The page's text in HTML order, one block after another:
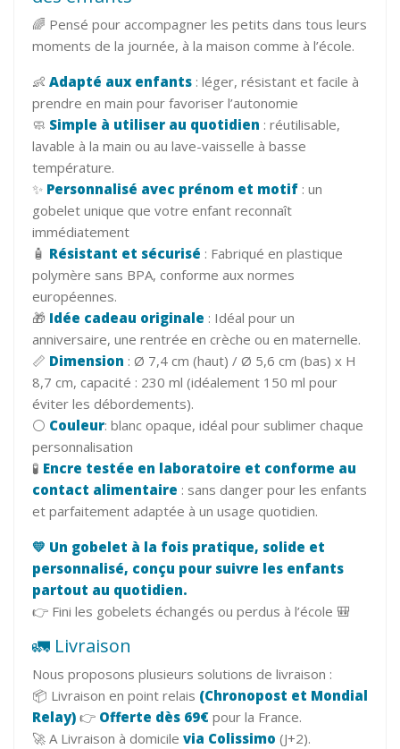
🌈 Pensé pour accompagner les petits dans tous leurs
moments de la journée, à la maison comme à l’école.
👶 Adapté aux enfants : léger, résistant et facile à
prendre en main pour favoriser l’autonomie
🧼 Simple à utiliser au quotidien : réutilisable,
lavable à la main ou au lave-vaisselle à basse
température.
✨ Personnalisé avec prénom et motif : un
gobelet unique que votre enfant reconnaît
immédiatement
🧴 Résistant et sécurisé : Fabriqué en plastique
polymère sans BPA, conforme aux normes
européennes.
🎁 Idée cadeau originale : Idéal pour un
anniversaire, une rentrée en crèche ou en maternelle.
📏 Dimension : Ø 7,4 cm (haut) / Ø 5,6 cm (bas) x H
8,7 cm, capacité : 230 ml (idéalement 150 ml pour
éviter les débordements).
⚪ Couleur: blanc opaque, idéal pour sublimer chaque
personnalisation
🧪 Encre testée en laboratoire et conforme au
contact alimentaire : sans danger pour les enfants
et parfaitement adaptée à un usage quotidien.
💛 Un gobelet à la fois pratique, solide et
personnalisé, conçu pour suivre les enfants
partout au quotidien.
👉 Fini les gobelets échangés ou perdus à l’école 🎒
🚛 Livraison
Nous proposons plusieurs solutions de livraison :
📦 Livraison en point relais (Chronopost et Mondial
Relay) 👉 Offerte dès 69€ pour la France.
🚀 A Livraison à domicile via Colissimo (J+2).